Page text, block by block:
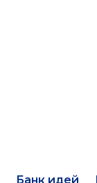
Банк идей